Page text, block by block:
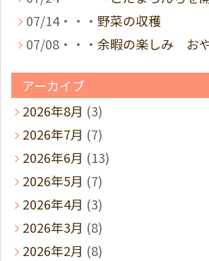
07/14・・・ 野菜の収穫
07/08・・・ 余暇の楽しみ お
アーカイブ
2026年8月 (3)
2026年7月 (7)
2026年6月 (13)
2026年5月 (7)
2026年4月 (3)
2026年3月 (8)
2026年2月 (8)